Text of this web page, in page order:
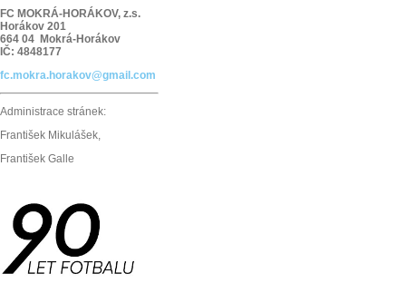
FC MOKRÁ-HORÁKOV, z.s.
Horákov 201
664 04 Mokrá-Horákov
IČ: 4848177
fc.mokra.horakov@gmail.com
Administrace stránek:
František Mikulášek,
František Galle